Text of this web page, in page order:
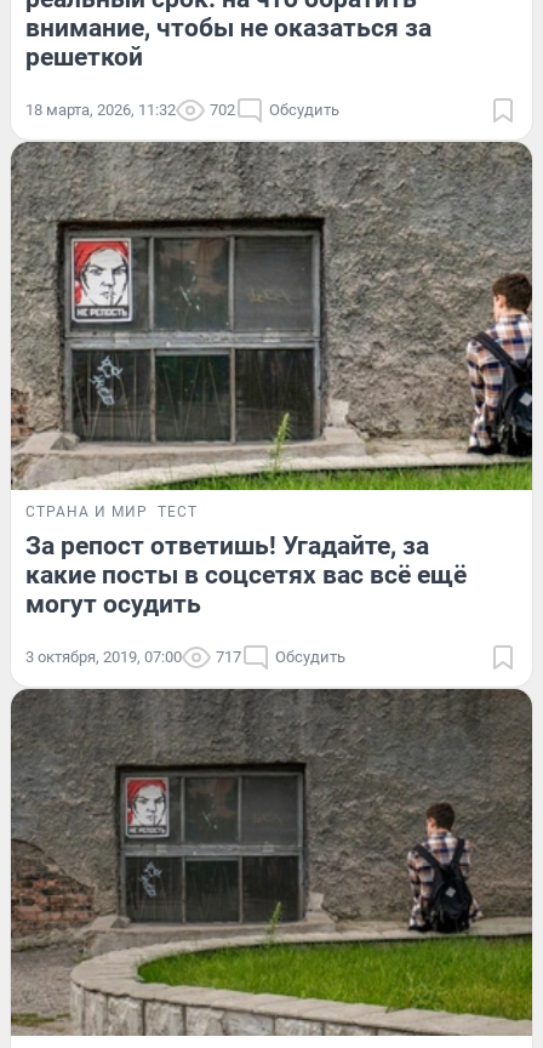
внимание, чтобы не оказаться за
решеткой
18 марта, 2026, 11:32 702 Обсудить
СТРАНА И МИР ТЕСТ
За репост ответишь! Угадайте, за
какие посты в соцсетях вас всё ещё
могут осудить
3 октября, 2019, 07:00 717 Обсудить